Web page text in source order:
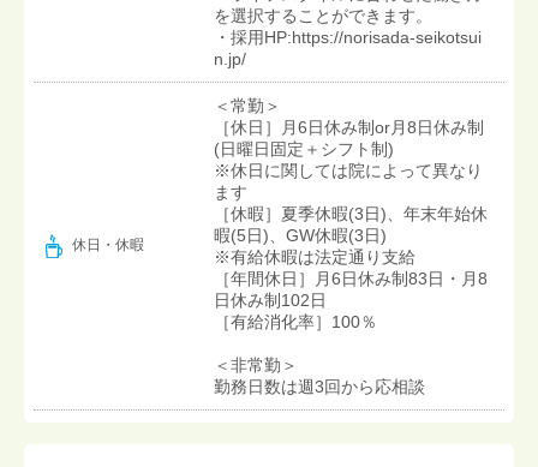
を選択することができます。
・採用HP:https://norisada-seikotsui
n.jp/
休日・休暇
＜常勤＞
［休日］月6日休み制or月8日休み制
(日曜日固定＋シフト制)
※休日に関しては院によって異なり
ます
［休暇］夏季休暇(3日)、年末年始休
暇(5日)、GW休暇(3日)
※有給休暇は法定通り支給
［年間休日］月6日休み制83日・月8
日休み制102日
［有給消化率］100％
＜非常勤＞
勤務日数は週3回から応相談